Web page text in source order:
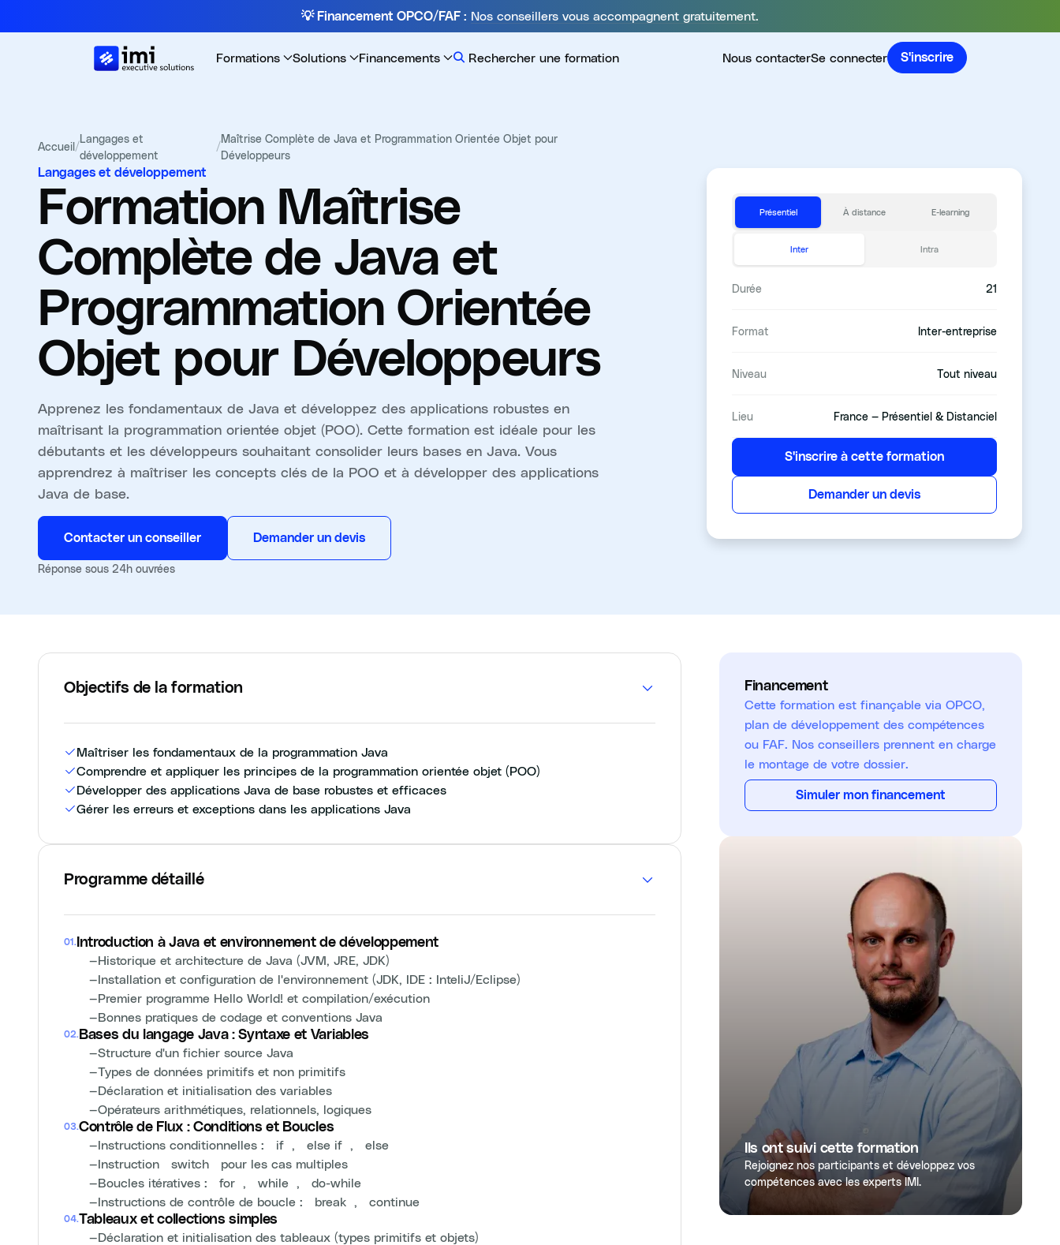
💡 Financement OPCO/FAF : Nos conseillers vous accompagnent gratuitement.
Formations Solutions Financements Rechercher une formation Nous contacterSe connecter S'inscrire
Accueil/
Langages et
développement
/
Maîtrise Complète de Java et Programmation Orientée Objet pour
Développeurs
Langages et développement
Formation Maîtrise
Complète de Java et
Programmation Orientée
Objet pour Développeurs
Apprenez les fondamentaux de Java et développez des applications robustes en
maîtrisant la programmation orientée objet (POO). Cette formation est idéale pour les
débutants et les développeurs souhaitant consolider leurs bases en Java. Vous
apprendrez à maîtriser les concepts clés de la POO et à développer des applications
Java de base.
Contacter un conseiller Demander un devis
Réponse sous 24h ouvrées
Présentiel À distance E-learning
Inter Intra
Durée 21
Format Inter-entreprise
Niveau Tout niveau
Lieu France — Présentiel & Distanciel
S'inscrire à cette formation
Demander un devis
Objectifs de la formation
Maîtriser les fondamentaux de la programmation Java
Comprendre et appliquer les principes de la programmation orientée objet (POO)
Développer des applications Java de base robustes et efficaces
Gérer les erreurs et exceptions dans les applications Java
Programme détaillé
01 . Introduction à Java et environnement de développement
—Historique et architecture de Java (JVM, JRE, JDK)
—Installation et configuration de l'environnement (JDK, IDE : InteliJ/Eclipse)
—Premier programme Hello World! et compilation/exécution
—Bonnes pratiques de codage et conventions Java
02. Bases du langage Java : Syntaxe et Variables
—Structure d'un fichier source Java
—Types de données primitifs et non primitifs
—Déclaration et initialisation des variables
—Opérateurs arithmétiques, relationnels, logiques
03.Contrôle de Flux : Conditions et Boucles
—Instructions conditionnelles : `if`, `else if`, `else`
—Instruction `switch` pour les cas multiples
—Boucles itératives : `for`, `while`, `do-while`
—Instructions de contrôle de boucle : `break`, `continue`
04.Tableaux et collections simples
—Déclaration et initialisation des tableaux (types primitifs et objets)
Financement
Cette formation est finançable via OPCO,
plan de développement des compétences
ou FAF. Nos conseillers prennent en charge
le montage de votre dossier.
Simuler mon financement
Ils ont suivi cette formation
Rejoignez nos participants et développez vos
compétences avec les experts IMI.